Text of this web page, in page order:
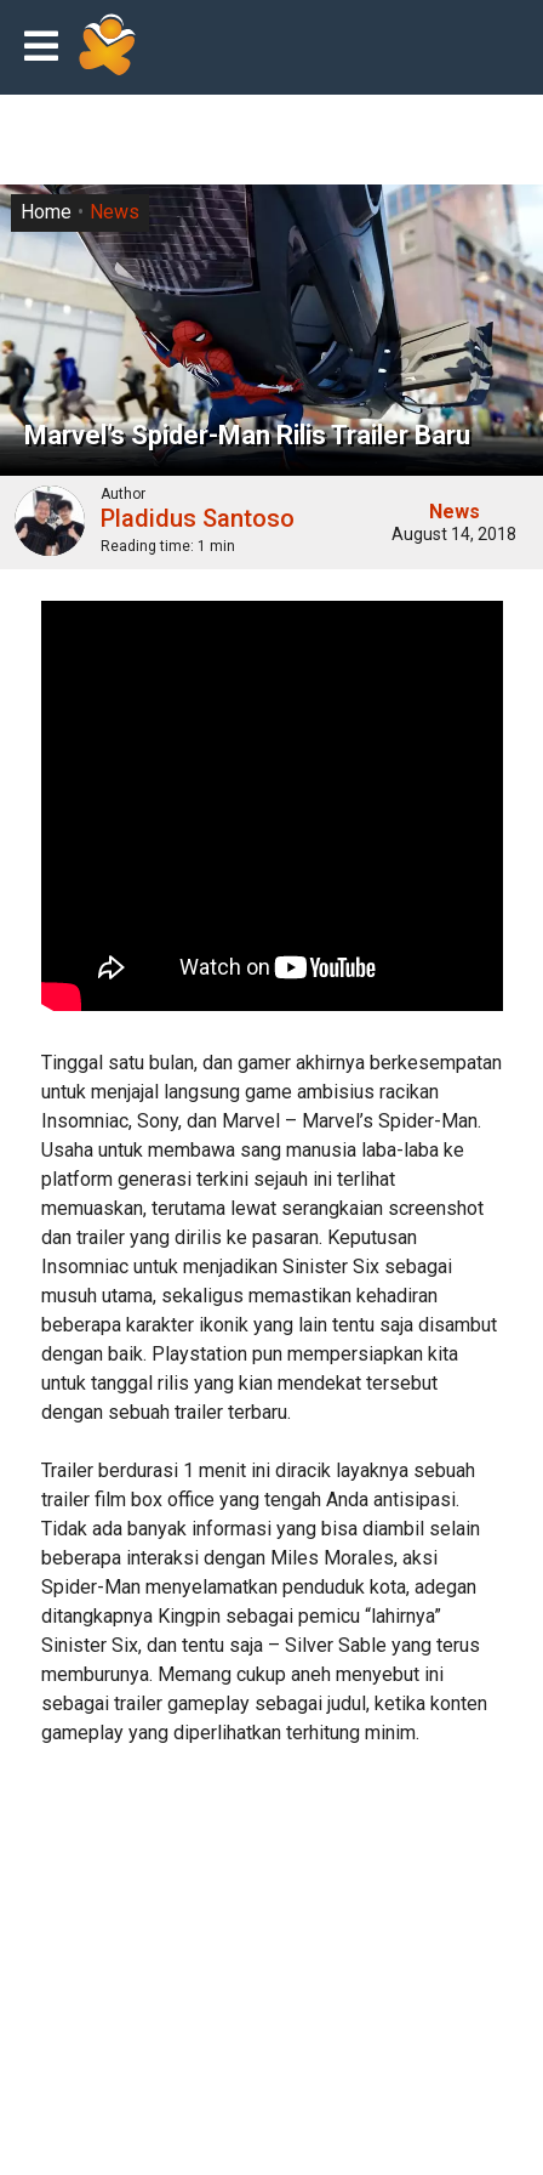
Marvel’s Spider-Man Rilis Trailer Baru
Home News
Author
Pladidus Santoso
Reading time: 1 min
News
August 14, 2018
Tinggal satu bulan, dan gamer akhirnya berkesempatan
untuk menjajal langsung game ambisius racikan
Insomniac, Sony, dan Marvel – Marvel’s Spider-Man.
Usaha untuk membawa sang manusia laba-laba ke
platform generasi terkini sejauh ini terlihat
memuaskan, terutama lewat serangkaian screenshot
dan trailer yang dirilis ke pasaran. Keputusan
Insomniac untuk menjadikan Sinister Six sebagai
musuh utama, sekaligus memastikan kehadiran
beberapa karakter ikonik yang lain tentu saja disambut
dengan baik. Playstation pun mempersiapkan kita
untuk tanggal rilis yang kian mendekat tersebut
dengan sebuah trailer terbaru.
Trailer berdurasi 1 menit ini diracik layaknya sebuah
trailer film box office yang tengah Anda antisipasi.
Tidak ada banyak informasi yang bisa diambil selain
beberapa interaksi dengan Miles Morales, aksi
Spider-Man menyelamatkan penduduk kota, adegan
ditangkapnya Kingpin sebagai pemicu “lahirnya”
Sinister Six, dan tentu saja – Silver Sable yang terus
memburunya. Memang cukup aneh menyebut ini
sebagai trailer gameplay sebagai judul, ketika konten
gameplay yang diperlihatkan terhitung minim.